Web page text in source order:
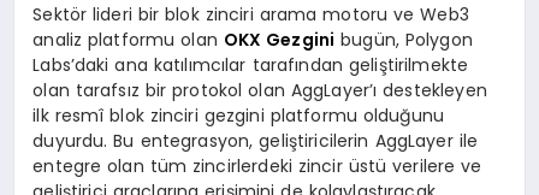
Sektör lideri bir blok zinciri arama motoru ve Web3
analiz platformu olan OKX Gezgini bugün, Polygon
Labs’daki ana katılımcılar tarafından geliştirilmekte
olan tarafsız bir protokol olan AggLayer’ı destekleyen
ilk resmî blok zinciri gezgini platformu olduğunu
duyurdu. Bu entegrasyon, geliştiricilerin AggLayer ile
entegre olan tüm zincirlerdeki zincir üstü verilere ve